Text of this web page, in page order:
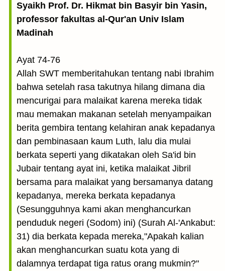
Syaikh Prof. Dr. Hikmat bin Basyir bin Yasin,
professor fakultas al-Qur'an Univ Islam
Madinah
Ayat 74-76
Allah SWT memberitahukan tentang nabi Ibrahim
bahwa setelah rasa takutnya hilang dimana dia
mencurigai para malaikat karena mereka tidak
mau memakan makanan setelah menyampaikan
berita gembira tentang kelahiran anak kepadanya
dan pembinasaan kaum Luth, lalu dia mulai
berkata seperti yang dikatakan oleh Sa'id bin
Jubair tentang ayat ini, ketika malaikat Jibril
bersama para malaikat yang bersamanya datang
kepadanya, mereka berkata kepadanya
(Sesungguhnya kami akan menghancurkan
penduduk negeri (Sodom) ini) (Surah Al-'Ankabut:
31) dia berkata kepada mereka,"Apakah kalian
akan menghancurkan suatu kota yang di
dalamnya terdapat tiga ratus orang mukmin?"